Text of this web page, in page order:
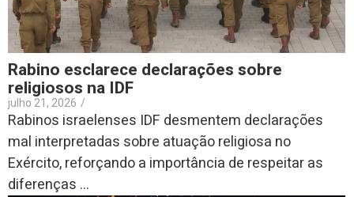
Rabino esclarece declarações sobre
religiosos na IDF
julho 21, 2026 /
Rabinos israelenses IDF desmentem declarações
mal interpretadas sobre atuação religiosa no
Exército, reforçando a importância de respeitar as
diferenças ...